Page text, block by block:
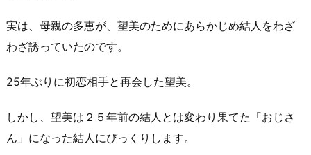
実は、母親の多恵が、望美のためにあらかじめ結人をわざ
わざ誘っていたのです。
25年ぶりに初恋相手と再会した望美。
しかし、望美は２５年前の結人とは変わり果てた「おじさ
ん」になった結人にびっくりします。